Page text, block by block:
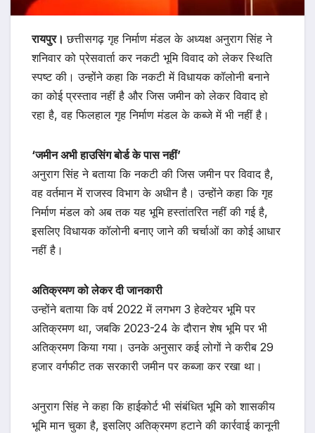
रायपुर।छत्तीसगढ़ गृह निर्माण मंडल के अध्यक्ष अनुराग सिंह ने
शनिवार को प्रेसवार्ता कर नकटी भूमि विवाद को लेकर स्थिति
स्पष्ट की। उन्होंने कहा कि नकटी में विधायक कॉलोनी बनाने
का कोई प्रस्ताव नहीं है और जिस जमीन को लेकर विवाद हो
रहा है, वह फिलहाल गृह निर्माण मंडल के कब्जे में भी नहीं है।
‘जमीन अभी हाउसिंग बोर्ड के पास नहीं’
अनुराग सिंह ने बताया कि नकटी की जिस जमीन पर विवाद है,
वह वर्तमान में राजस्व विभाग के अधीन है। उन्होंने कहा कि गृह
निर्माण मंडल को अब तक यह भूमि हस्तांतरित नहीं की गई है,
इसलिए विधायक कॉलोनी बनाए जाने की चर्चाओं का कोई आधार
नहीं है।
अतिक्रमण को लेकर दी जानकारी
उन्होंने बताया कि वर्ष 2022 में लगभग 3 हेक्टेयर भूमि पर
अतिक्रमण था, जबकि 2023-24 के दौरान शेष भूमि पर भी
अतिक्रमण किया गया। उनके अनुसार कई लोगों ने करीब 29
हजार वर्गफीट तक सरकारी जमीन पर कब्जा कर रखा था।
अनुराग सिंह ने कहा कि हाईकोर्ट भी संबंधित भूमि को शासकीय
भूमि मान चुका है, इसलिए अतिक्रमण हटाने की कार्रवाई कानूनी